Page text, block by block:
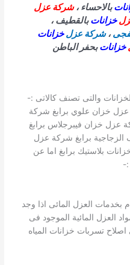
بالاحساء ،شركة عزل
خزاناتبالقطيف ،
،شركة عزلخزانات
خزاناتبحفر الباطن
والتى تصنف كالاتى :-
خزان علوي برابغ شركة
عزل خزان فيبرجلاس برابغ
برابغ شركة عزل
بلاستيك برابغ اما عن
:-
بخدمات العزل المائى اذا وجد
العزل المائية الموجود فى
اصلاح تسربات خزانات المياه